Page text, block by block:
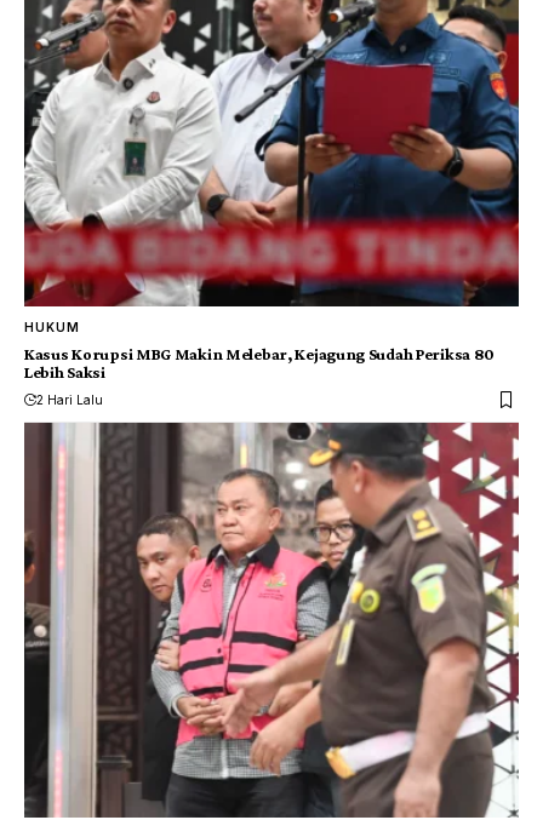
HUKUM
Kasus Korupsi MBG Makin Melebar, Kejagung Sudah Periksa 80
Lebih Saksi
2 Hari Lalu